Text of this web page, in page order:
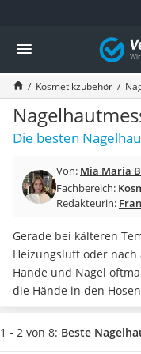
Die beliebtesten
Drogerie
Inhalator
Haarschneider
Rollator
Braun Rasierer
Katzenklappe (Chip)
Masturbator
Massagepistole
Reisehaartrockner
Eiweißpulver
Magnesiumpräparat
Katzenklappe
Nackenmassagegerät
Zeckenschutz Katze
leichter Haartrockner
Vergleich
Kosmetikzubehör
Die besten
Von: Mia Maria
Fachbereich:
Redakteurin:
Gerade bei kälteren
Heizungsluft oder
Hände und Nägel
die Hände in den
einfache Tools, sie
Unter anderem mit
1 - 2 von 8: Beste